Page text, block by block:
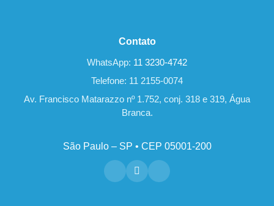
Contato
WhatsApp: 11 3230-4742
Telefone: 11 2155-0074
Av. Francisco Matarazzo nº 1.752, conj. 318 e 319, Água
Branca.
São Paulo – SP • CEP 05001-200